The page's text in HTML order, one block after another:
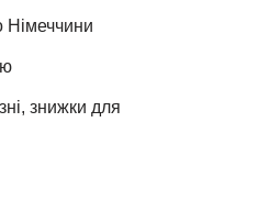
Німеччини
знижки для